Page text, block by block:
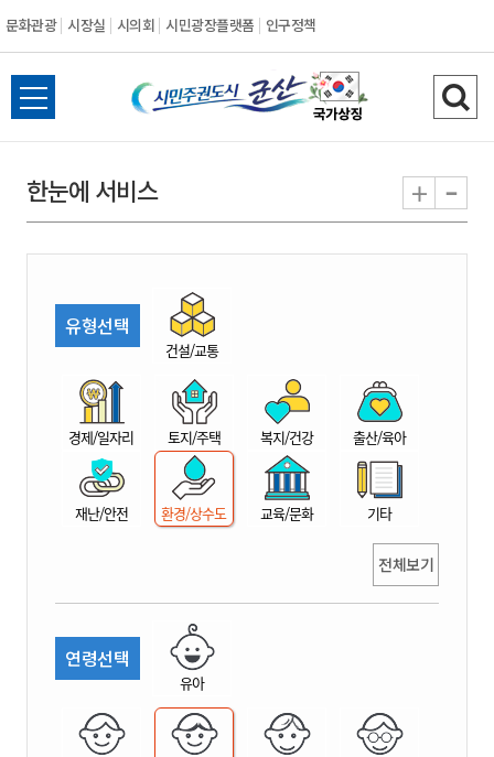
문화관광 시장실 시의회 시민광장플랫폼 인구정책
시
민
권
시
산
전
체
뉴
열
검
색
기
한눈에 서비스 + -
유형선택
건설/교통
경제/일자리 토지/주택 복지/건강 출산/육아
재난/안전 환경/상수도 교육/문화 기타
전체보기
연령선택
유아